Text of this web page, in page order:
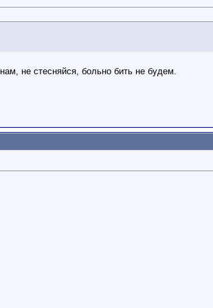
не стесняйся, больно бить не будем.